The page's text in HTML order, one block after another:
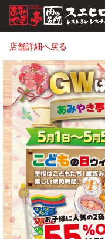
店舗詳細へ戻る